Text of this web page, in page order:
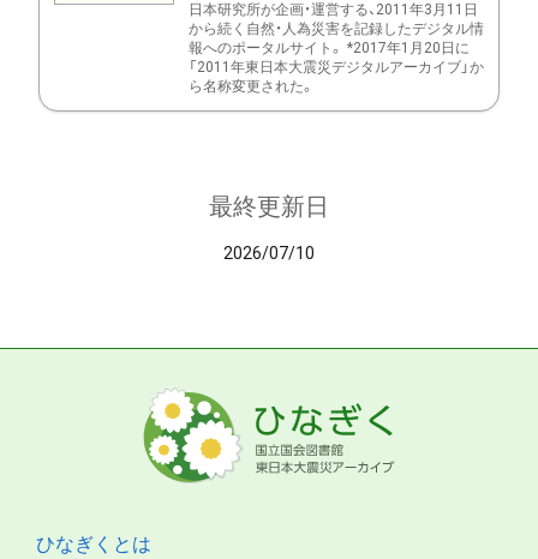
日本研究所が企画・運営する、2011年3月11日
から続く自然・人為災害を記録したデジタル情
報へのポータルサイト。 *2017年1月20日に
「2011年東日本大震災デジタルアーカイブ」か
ら名称変更された。
最終更新日
2026/07/10
ひなぎくとは